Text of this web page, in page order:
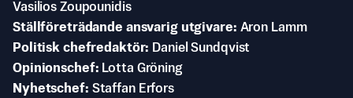
Vasilios Zoupounidis
Ställföreträdande ansvarig utgivare Aron Lamm
Politisk chefredaktör
Daniel Sundqvist
Opinionschef
Lotta Gröning
Nyhetschef Staffan Erfors